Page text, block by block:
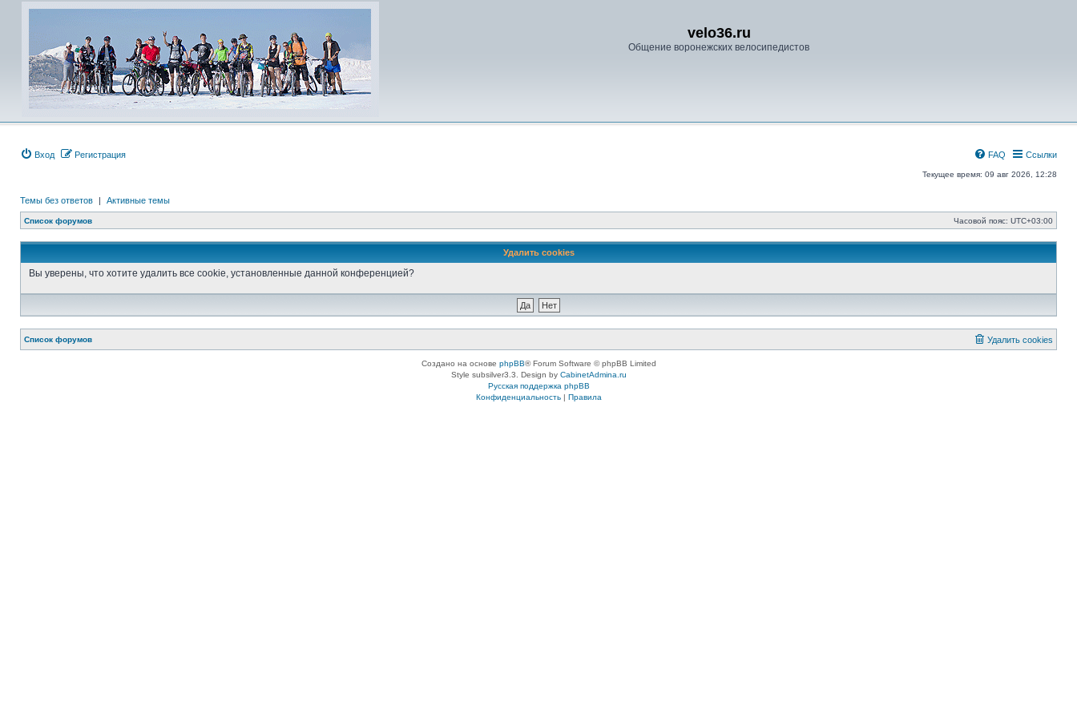
velo36.ru
Общение воронежских велосипедистов
Вход Регистрация Ссылки
FAQ
Текущее время: 09 авг 2026, 12:28
Темы без ответов | Активные темы
Список форумов Часовой пояс: UTC+03:00
Удалить cookies
Вы уверены, что хотите удалить все cookie, установленные данной конференцией?
Список форумов Удалить cookies
Создано на основе phpBB® Forum Software © phpBB Limited
Style subsilver3.3. Design by CabinetAdmina.ru
Русская поддержка phpBB
Конфиденциальность| Правила